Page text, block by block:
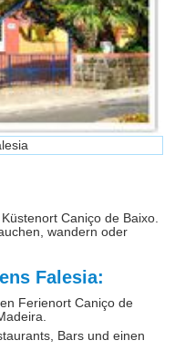
Caniço de Baixo.
wandern oder
Falesia:
Ferienort Caniço de
Bars und einen